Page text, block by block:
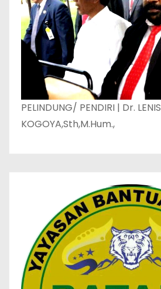
PELINDUNG/ PENDIRI | Dr. LENIS
KOGOYA,Sth,M.Hum.,